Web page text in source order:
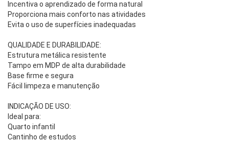
Incentiva o aprendizado de forma natural
Proporciona mais conforto nas atividades
Evita o uso de superfícies inadequadas
QUALIDADE E DURABILIDADE:
Estrutura metálica resistente
Tampo em MDP de alta durabilidade
Base firme e segura
Fácil limpeza e manutenção
INDICAÇÃO DE USO:
Ideal para:
Quarto infantil
Cantinho de estudos